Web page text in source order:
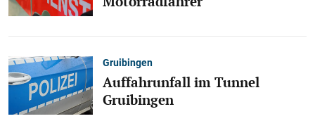
Gruibingen
Auffahrunfall im Tunnel
Gruibingen